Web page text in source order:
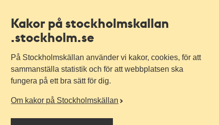
Kakor på stockholmskallan
.stockholm.se
På Stockholmskällan använder vi kakor, cookies, för att
sammanställa statistik och för att webbplatsen ska
fungera på ett bra sätt för dig.
Om kakor på Stockholmskällan